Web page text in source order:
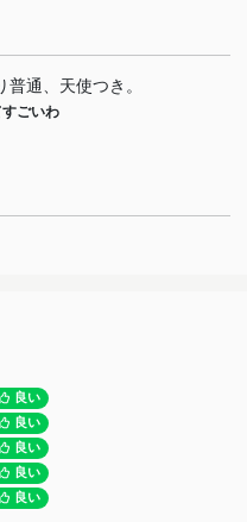
通、天使つき。
ごいわ
良い
良い
良い
良い
良い